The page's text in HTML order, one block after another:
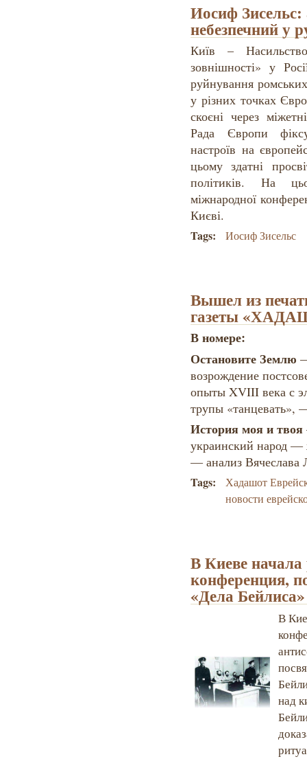
Иосиф Зисельс:
небезпечний у
Київ –
зовнішності» у
руйнування
у різних точках
скоєні через
Рада Європи
настроїв на
цьому здатні
політиків. На
міжнародної
Києві.
Tags: Иосиф Зисельс
Вышел из
газеты
В номере:
Остановите Землю
возрождение
опыты XVIII века с
трупы «танцевать»,
История моя и твоя
украинский народ —
— анализ
Tags:
Хадашот
новости
В Киеве
конференция,
«Дела Бейлиса»
В
над